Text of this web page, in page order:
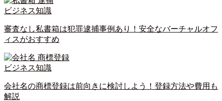
ビジネス知識
審査なし私書箱は犯罪逮捕事例あり！安全なバーチャルオフ
ィスがおすすめ
ビジネス知識
会社名の商標登録は前向きに検討しよう！登録方法や費用も
解説